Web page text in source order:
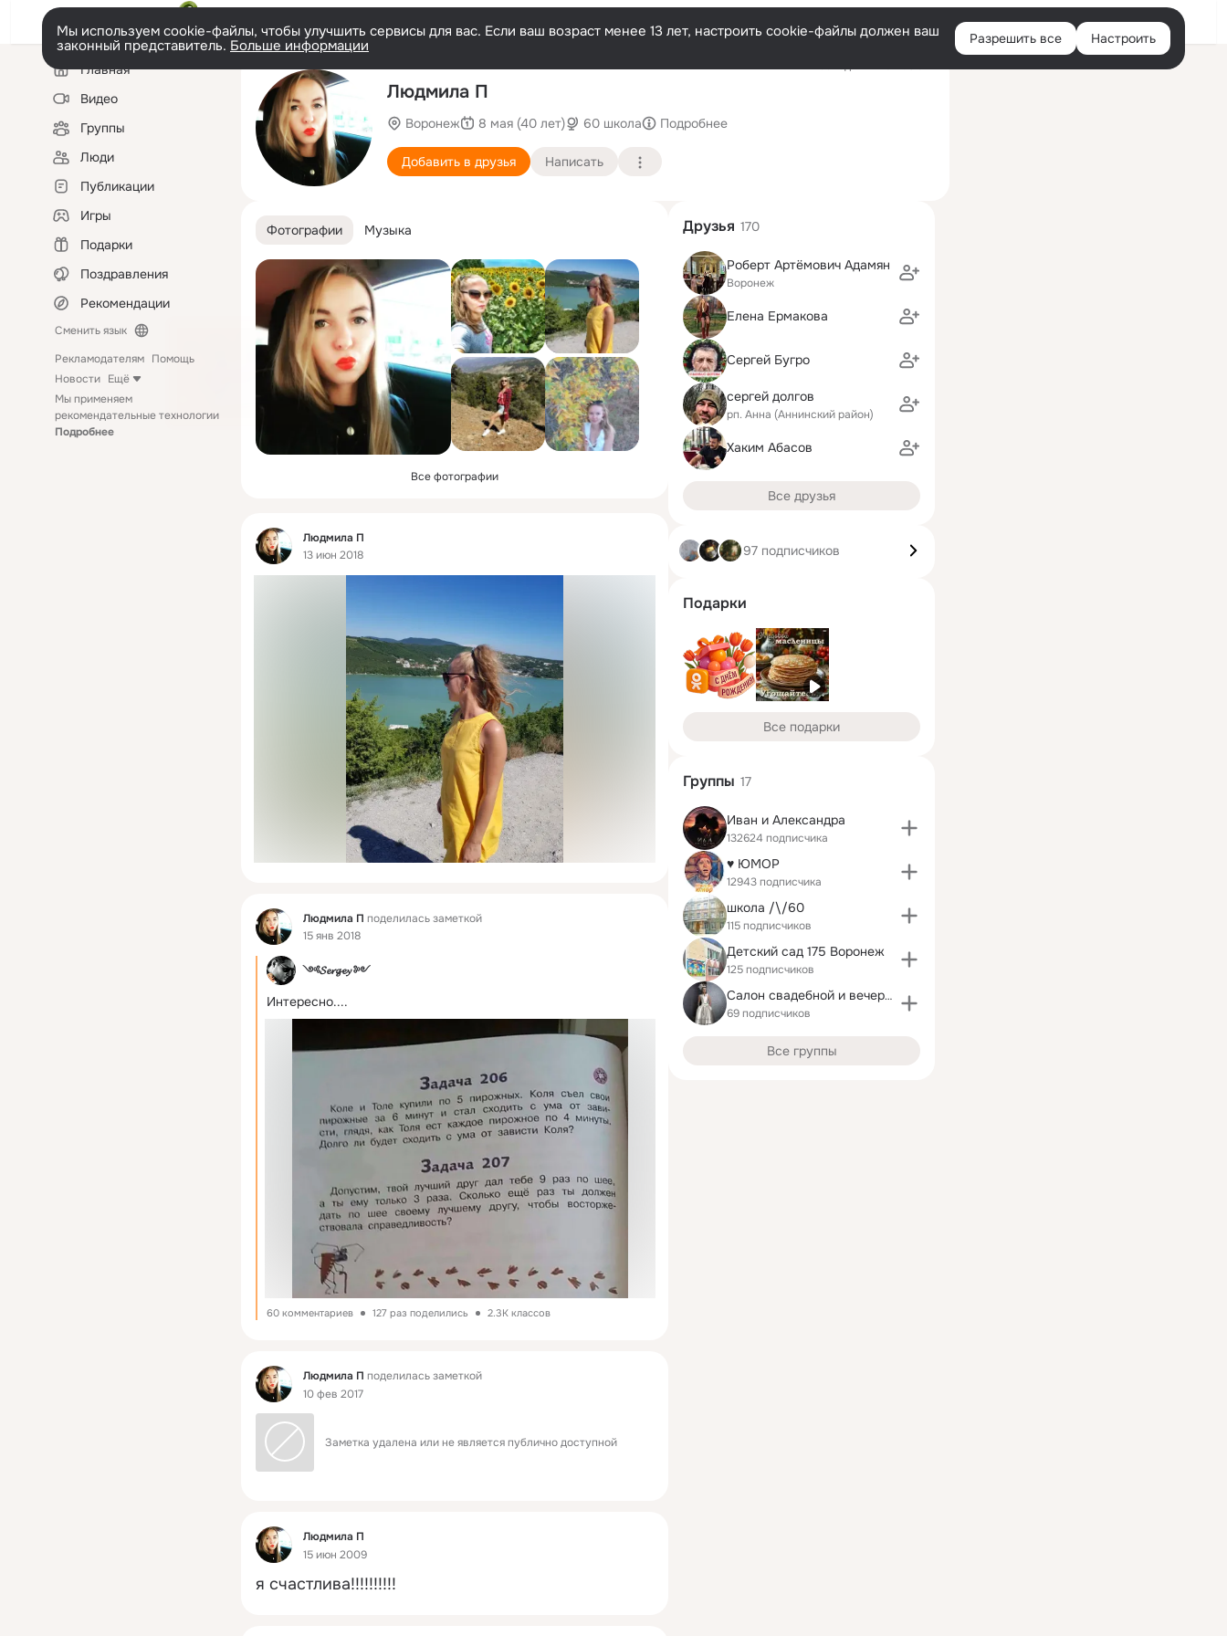
Войти
Мы используем cookie-файлы, чтобы улучшить сервисы для вас. Если ваш возраст менее 13 лет, настроить cookie-файлы должен ваш
законный представитель. Больше информации Разрешить все Настроить
Левая
колонкаГлавная
Видео
Группы
Люди
Публикации
Игры
Подарки
Поздравления
Рекомендации
Сменить язык
Рекламодателям Помощь
Новости Ещё
Мы применяем
рекомендательные технологии
Подробнее
Людмила П
Воронеж 8 мая (40 лет) 60 школа Подробнее
Добавить в друзья Написать
Фотографии Музыка
Все фотографии
Фид
Людмила П
13 июн 2018
Фид Людмила П поделилась заметкой
15 янв 2018
༺𝓢𝓮𝓻𝓰𝓮𝔂 ༻
Интересно....
60 комментариев 127 раз поделились 2.3K классов
Фид Людмила П поделилась заметкой
10 фев 2017
Заметка удалена или не является публично доступной
Фид
Людмила П
15 июн 2009
я счастлива!!!!!!!!!!
Друзья 170
Роберт Артёмович Адамян
Воронеж
Елена Ермакова
Сергей Бугро
сергей долгов
рп. Анна (Аннинский район)
Хаким Абасов
Все друзья
97 подписчиков
Подарки
Все подарки
Группы 17
Иван и Александра
132624 подписчика
♥ ЮМОР
12943 подписчика
школа /\/60
115 подписчиков
Детский сад 175 Воронеж
125 подписчиков
Салон свадебной и вечерней моды Alteza
69 подписчиков
Все группы